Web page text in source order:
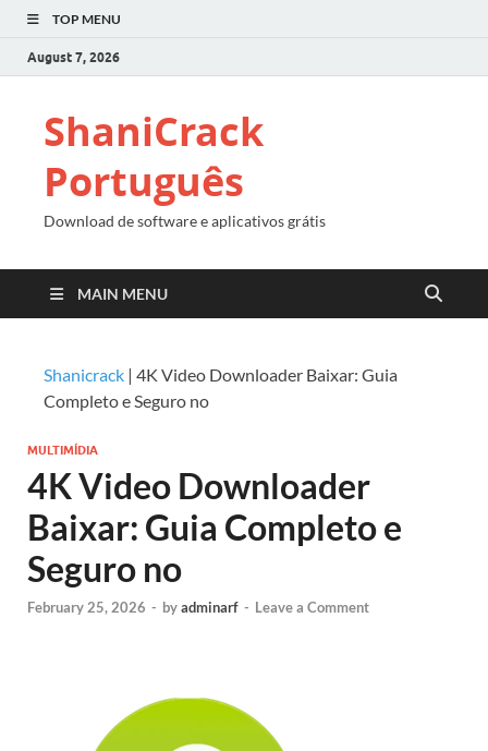
TOP MENU
August 7, 2026
ShaniCrack
Português
Download de software e aplicativos grátis
MAIN MENU
Shanicrack | 4K Video Downloader Baixar: Guia
Completo e Seguro no
MULTIMÍDIA
4K Video Downloader
Baixar: Guia Completo e
Seguro no
February 25, 2026 - byadminarf - Leave a Comment